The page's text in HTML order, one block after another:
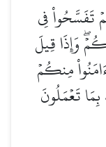
تَفَسَّحُواْ فِي
وَإِذَا قِيلَ
مِنكُمۡ
تَعۡمَلُونَ